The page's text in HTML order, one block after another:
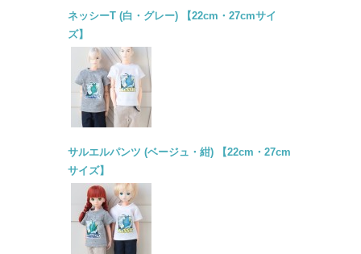
ネッシーT (白・グレー) 【22cm・27cmサイ
ズ】
サルエルパンツ (ベージュ・紺) 【22cm・27cm
サイズ】